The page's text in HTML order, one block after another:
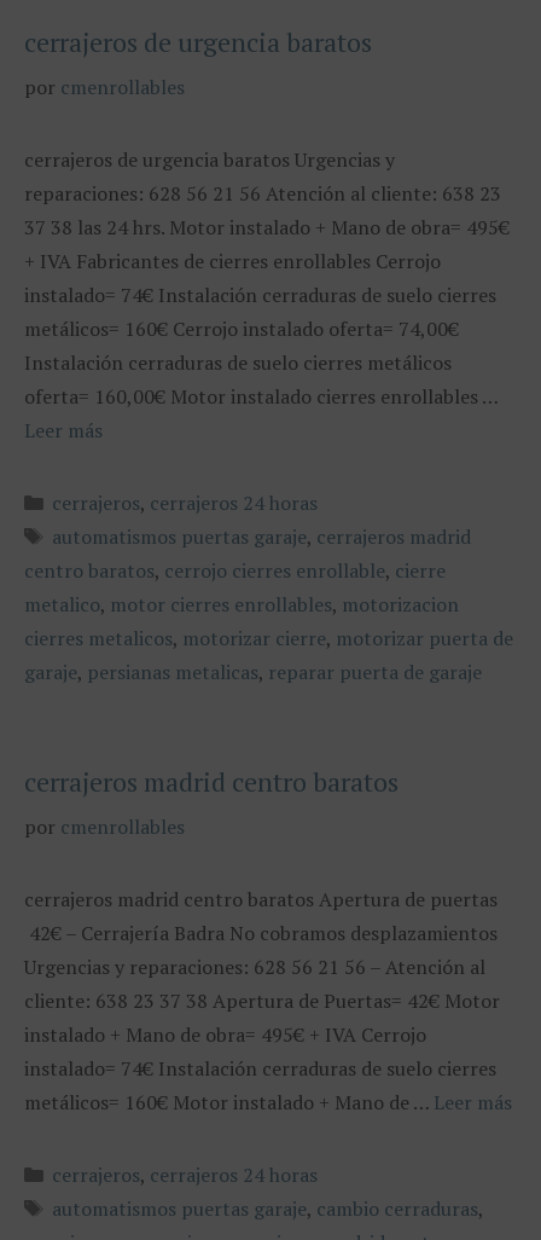
cerrajeros de urgencia baratos
por cmenrollables
cerrajeros de urgencia baratos Urgencias y
reparaciones: 628 56 21 56 Atención al cliente: 638 23
37 38 las 24 hrs. Motor instalado + Mano de obra= 495€
+ IVA Fabricantes de cierres enrollables Cerrojo
instalado= 74€ Instalación cerraduras de suelo cierres
metálicos= 160€ Cerrojo instalado oferta= 74,00€
Instalación cerraduras de suelo cierres metálicos
oferta= 160,00€ Motor instalado cierres enrollables …
Leer más
Categorías
cerrajeros, cerrajeros 24 horas
Etiquetas
automatismos puertas garaje, cerrajeros madrid
centro baratos, cerrojo cierres enrollable, cierre
metalico, motor cierres enrollables, motorizacion
cierres metalicos, motorizar cierre, motorizar puerta de
garaje, persianas metalicas, reparar puerta de garaje
cerrajeros madrid centro baratos
por cmenrollables
cerrajeros madrid centro baratos Apertura de puertas
42€ – Cerrajería Badra No cobramos desplazamientos
Urgencias y reparaciones: 628 56 21 56 – Atención al
cliente: 638 23 37 38 Apertura de Puertas= 42€ Motor
instalado + Mano de obra= 495€ + IVA Cerrojo
instalado= 74€ Instalación cerraduras de suelo cierres
metálicos= 160€ Motor instalado + Mano de … Leer más
Categorías
cerrajeros, cerrajeros 24 horas
Etiquetas
automatismos puertas garaje, cambio cerraduras,